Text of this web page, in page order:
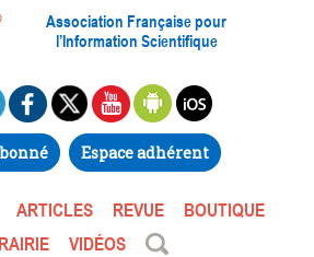
Association Française pour
l’Information Scientifique
Espace adhérent
ARTICLES REVUE
BOUTIQUE
VIDÉOS